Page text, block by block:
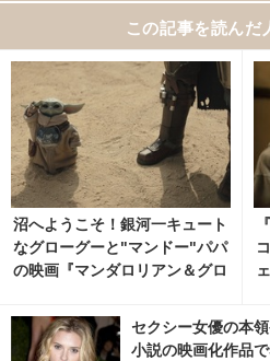
この記事を読んだ
沼へようこそ！銀河一キュート
なグローグーと"マンドー"パパ
の映画『マンダロリアン＆グロ
刺さり 1枚目の写真・画像 | ci
nemacafe.net
セクシー女優の本
小説の映画化作品